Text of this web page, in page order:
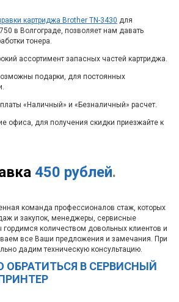
картриджа Brother TN-3430 для
в Волгограде, позволяет нам давать
тонера.
ассортимент запасных частей картриджа.
подарки, для постоянных
«Наличный» и «Безналичный» расчет.
офиса, для получения скидки приезжайте к
450 рублей.
команда профессионалов стаж, которых
и закупок, менеджеры, сервисные
количеством довольных клиентов и
все Ваши предложения и замечания. При
дадим техническую консультацию.
ОБРАТИТЬСЯ В СЕРВИСНЫЙ